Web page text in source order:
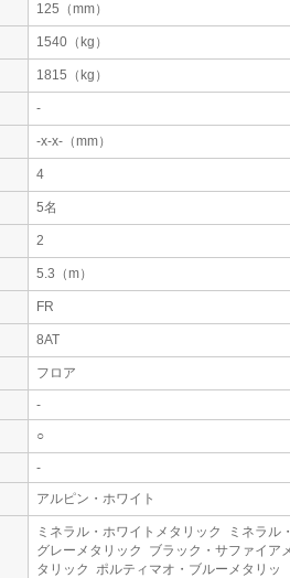
125（mm）
1540（kg）
1815（kg）
-
-x-x-（mm）
4
5名
2
5.3（m）
FR
8AT
フロア
-
○
-
アルピン・ホワイト
ミネラル・ホワイトメタリック ミネラル・
グレーメタリック ブラック・サファイア
タリック ポルティマオ・ブルーメタリッ